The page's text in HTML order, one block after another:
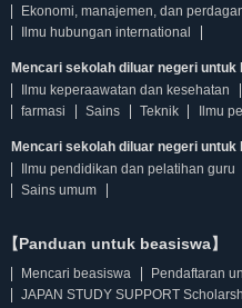
Ekonomi, manajemen, dan
Ilmu hubungan international
Mencari sekolah diluar negeri untuk
Ilmu keperaawatan dan kesehatan
farmasi
Sains Teknik Ilmu
Mencari sekolah diluar negeri
Ilmu pendidikan dan pelatihan guru
Sains umum
【Panduan untuk beasiswa】
Mencari beasiswa
Pendaftaran
JAPAN STUDY SUPPORT